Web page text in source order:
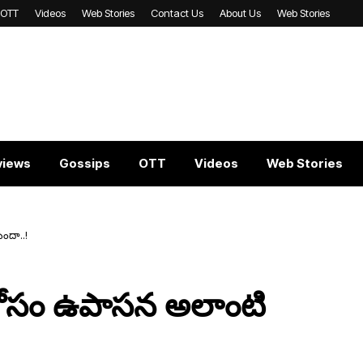
OTT Videos Web Stories Contact Us About Us Web Stories
Gossips OTT Videos Web Stories
ఉపాస‌న అలాంటి